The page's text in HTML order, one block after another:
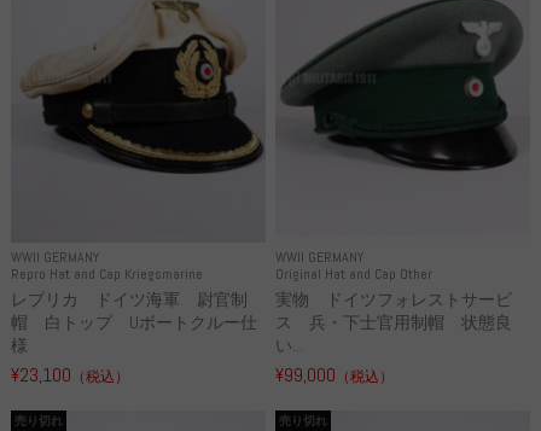
WWII GERMANY
Repro Hat and Cap Kriegsmarine
レプリカ ドイツ海軍 尉官制
帽 白トップ Uボートクルー仕
様
¥23,100 （税込）
WWII GERMANY
Original Hat and Cap Other
実物 ドイツフォレストサービ
ス 兵・下士官用制帽 状態良
い...
¥99,000 （税込）
売り切れ 売り切れ